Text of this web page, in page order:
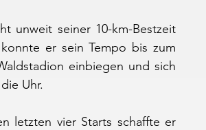
unweit seiner 10-km-Bestzeit
er sein Tempo bis zum
einbiegen und sich
Uhr.
letzten vier Starts schaffte er